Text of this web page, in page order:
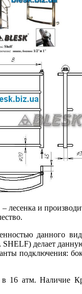
лесенка и
данного
делает
подключения:
атм. Наличие